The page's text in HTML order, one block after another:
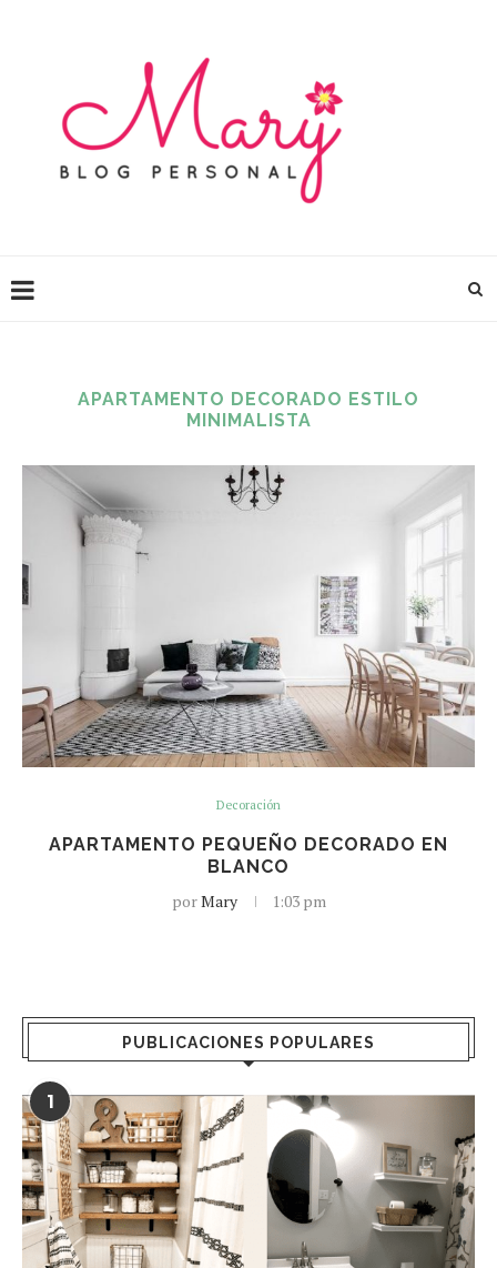
APARTAMENTO DECORADO ESTILO
MINIMALISTA
Decoración
APARTAMENTO PEQUEÑO DECORADO EN
BLANCO
porMary 1:03 pm
PUBLICACIONES POPULARES
1